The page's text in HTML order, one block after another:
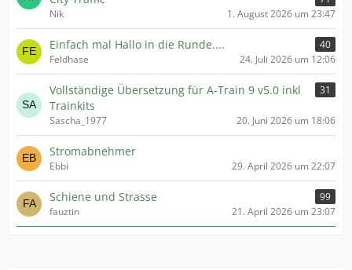
Nik
1. August 2026 um 23:47
Einfach mal Hallo in die Runde....
40
Feldhase
24. Juli 2026 um 12:06
Vollständige Übersetzung für A-Train 9 v5.0 inkl
Trainkits
31
Sascha_1977 20. Juni 2026 um 18:06
Stromabnehmer
Ebbi 29. April 2026 um 22:07
Schiene und Strasse
99
fauztin
21. April 2026 um 23:07